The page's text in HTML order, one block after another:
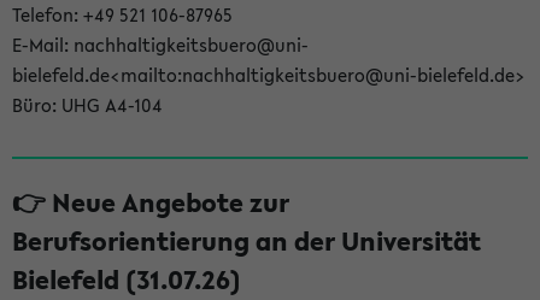
Telefon: +49 521 106-87965
E-Mail: nachhaltigkeitsbuero@uni-
bielefeld.de<mailto:nachhaltigkeitsbuero@uni-bielefeld.de>
Büro: UHG A4-104
👉 Neue Angebote zur
Berufsorientierung an der Universität
Bielefeld (31.07.26)